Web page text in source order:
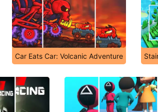
Car Eats Car: Volcanic Adventure